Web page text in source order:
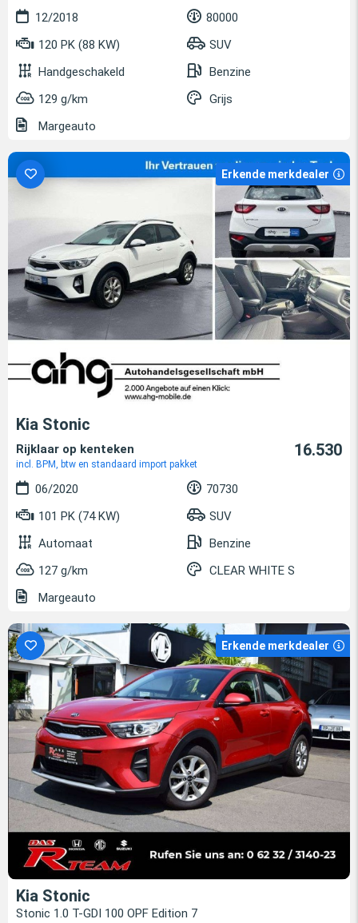
12/2018
80000
120 PK (88 KW)
SUV
Handgeschakeld
Benzine
129 g/km
Grijs
Margeauto
Erkende merkdealer
Kia Stonic
Rijklaar op kenteken
incl. BPM, btw en standaard import pakket
16.530
06/2020
70730
101 PK (74 KW)
SUV
Automaat
Benzine
127 g/km
CLEAR WHITE S
Margeauto
Erkende merkdealer
Kia Stonic
Stonic 1.0 T-GDI 100 OPF Edition 7